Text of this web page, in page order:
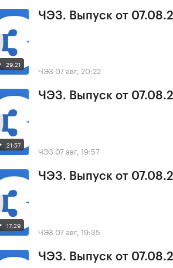
29:21
ЧЭЗ. Выпуск от
ЧЭЗ 07 авг, 20:22
21:57
ЧЭЗ. Выпуск от
ЧЭЗ 07 авг, 19:57
17:29
ЧЭЗ. Выпуск от
ЧЭЗ 07 авг, 19:35
ЧЭЗ. Выпуск от